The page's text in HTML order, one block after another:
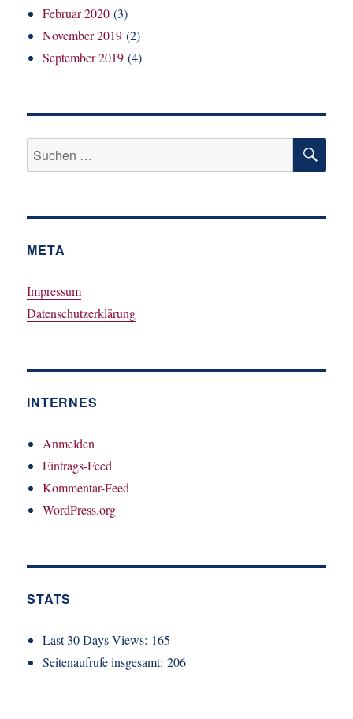
Februar 2020 (3)
November 2019 (2)
September 2019 (4)
Suchen
nach:
META
Impressum
Datenschutzerklärung
INTERNES
Anmelden
Eintrags-Feed
Kommentar-Feed
WordPress.org
STATS
Last 30 Days Views: 165
Seitenaufrufe insgesamt:206